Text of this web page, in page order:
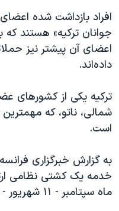
چهل سال گروگان‌گیری
قانون شفافیت دارائی کادر
اعتراضات مردمی آبان ۹۸
نرگس محمدی برنده جایزه
همایش محافظه‌کاران
سفر پرزیدنت ترامپ به چین
افراد بازداشت شده
جوانان ترکیه» هستند
اعضای آن پیشتر نیز
داده‌اند.
ترکیه یکی از کشورهای
شمالی، ناتو، که
است.
به گزارش خبرگزاری
خدمه یک کشتی نظامی
ماه سپتامبر - ۱۱ شهریور - در ازمیر پهلو گرفته است.